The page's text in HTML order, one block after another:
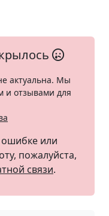
актуальна. Мы
и отзывами для
ошибке или
пожалуйста,
связи.